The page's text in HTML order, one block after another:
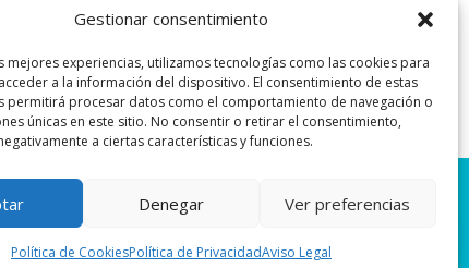
Gestionar consentimiento
mejores experiencias, utilizamos tecnologías como las cookies para
a la información del dispositivo. El consentimiento de estas
permitirá procesar datos como el comportamiento de navegación o
únicas en este sitio. No consentir o retirar el consentimiento,
a ciertas características y funciones.
Denegar Ver preferencias
Política de CookiesPolítica de PrivacidadAviso Legal
Sitio web creado por:
Creaidea – marketing y web